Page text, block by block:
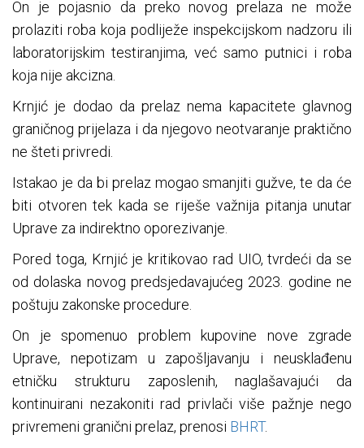
On je pojasnio da preko novog prelaza ne može
prolaziti roba koja podliježe inspekcijskom nadzoru ili
laboratorijskim testiranjima, već samo putnici i roba
koja nije akcizna.
Krnjić je dodao da prelaz nema kapacitete glavnog
graničnog prijelaza i da njegovo neotvaranje praktično
ne šteti privredi.
Istakao je da bi prelaz mogao smanjiti gužve, te da će
biti otvoren tek kada se riješe važnija pitanja unutar
Uprave za indirektno oporezivanje.
Pored toga, Krnjić je kritikovao rad UIO, tvrdeći da se
od dolaska novog predsjedavajućeg 2023. godine ne
poštuju zakonske procedure.
On je spomenuo problem kupovine nove zgrade
Uprave, nepotizam u zapošljavanju i neusklađenu
etničku strukturu zaposlenih, naglašavajući da
kontinuirani nezakoniti rad privlači više pažnje nego
privremeni granični prelaz, prenosi BHRT.